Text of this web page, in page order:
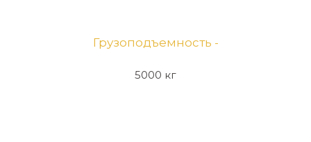
Грузоподъемность -
5000 кг